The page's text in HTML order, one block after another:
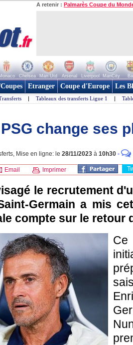
A retenir : Palmarès Coupe du
Chelsea Man Utd Arsenal Liverpool ManCity
Etranger Coupe d'Europe Les
| Tableaux des transferts Ligue 1 |
change ses
Mise en ligne: le 28/11/2023 à 10h30 -
Email Imprimer
le recrutement
Germain a mis
compte sur le retour